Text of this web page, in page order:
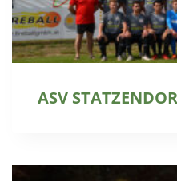
ASV